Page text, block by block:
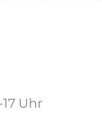
Uhr